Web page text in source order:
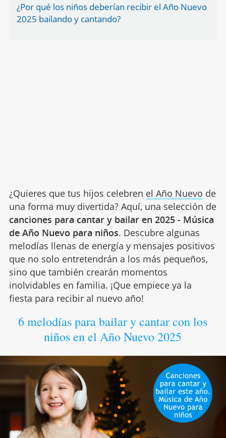
¿Por qué los niños deberían recibir el Año Nuevo
2025 bailando y cantando?
¿Quieres que tus hijos celebren el Año Nuevo de
una forma muy divertida? Aquí, una selección de
canciones para cantar y bailar en 2025 - Música
de Año Nuevo para niños. Descubre algunas
melodías llenas de energía y mensajes positivos
que no solo entretendrán a los más pequeños,
sino que también crearán momentos
inolvidables en familia. ¡Que empiece ya la
fiesta para recibir al nuevo año!
6 melodías para bailar y cantar con los
niños en el Año Nuevo 2025